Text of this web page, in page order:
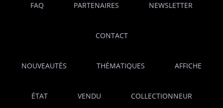
FAQ PARTENAIRES NEWSLETTER
CONTACT
NOUVEAUTÉS THÉMATIQUES AFFICHE
ÉTAT VENDU COLLECTIONNEUR